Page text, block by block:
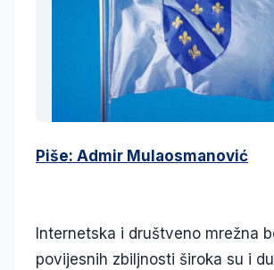
Piše: Admir Mulaosmanović
Internetska i društveno mrežna
povijesnih zbiljnosti široka su i